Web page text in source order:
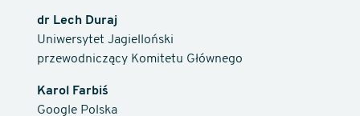
dr Lech Duraj
Uniwersytet Jagielloński
przewodniczący Komitetu Głównego
Karol Farbiś
Google Polska